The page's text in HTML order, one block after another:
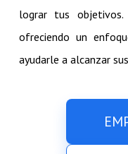
lograr tus
ofreciendo un
ayudarle a alcanzar